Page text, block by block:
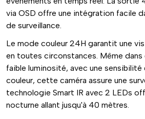
via OSD offre une intégration facile
de surveillance.
Le mode couleur 24H garantit une
en toutes circonstances. Même
faible luminosité, avec une sensibilité
couleur, cette caméra assure une
technologie Smart IR avec 2 LEDs
nocturne allant jusqu'à 40 mètres.